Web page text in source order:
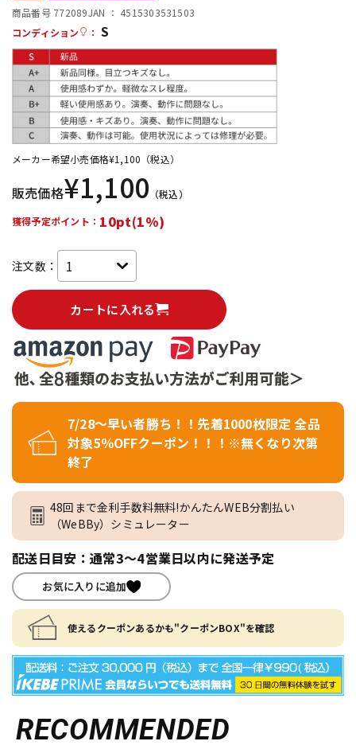
配信/ライブ機器
中古 ヴィンテージ
商品番号 772089JAN ： 4515303531503
コンディション
： S
メーカー希望小売価格¥1,100 （税込）
販売価格¥1,100 （税込）
獲得予定ポイント： 10pt(1%)
注文数：
カートに入れる
7/28～早い者勝ち！！先着1000枚限定 全品
対象5％OFFクーポン！！！※無くなり次第
終了
48回まで金利手数料無料!かんたんWEB分割払い
（WeBBy）シミュレーター
配送日目安：通常3～4営業日以内に発送予定
お気に入りに追加
使えるクーポンあるかも"クーポンBOX"を確認
RECOMMENDED